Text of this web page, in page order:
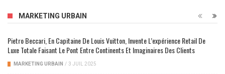
MARKETING URBAIN
Pietro Beccari, En Capitaine De Louis Vuitton, Invente L’expérience Retail De
Luxe Totale Faisant Le Pont Entre Continents Et Imaginaires Des Clients
MARKETING URBAIN / 3 JUIL 2025